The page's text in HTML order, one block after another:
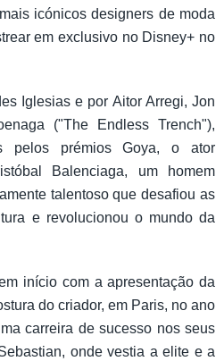
icónicos designers de moda
em exclusivo no Disney+ no
Iglesias e por Aitor Arregi, Jon
("The Endless Trench"),
pelos prémios Goya, o ator
Balenciaga, um homem
talentoso que desafiou as
e revolucionou o mundo da
início com a apresentação da
do criador, em Paris, no ano
carreira de sucesso nos seus
onde vestia a elite e a